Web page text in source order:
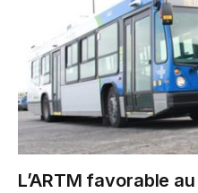
L’ARTM favorable